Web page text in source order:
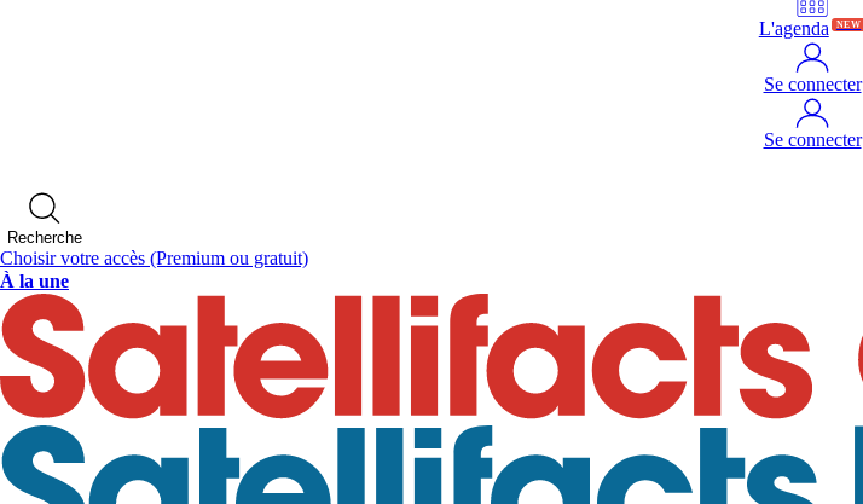
L'agenda NEW
Se connecter
Se connecter
Recherche
Choisir votre accès (Premium ou gratuit)
À la une